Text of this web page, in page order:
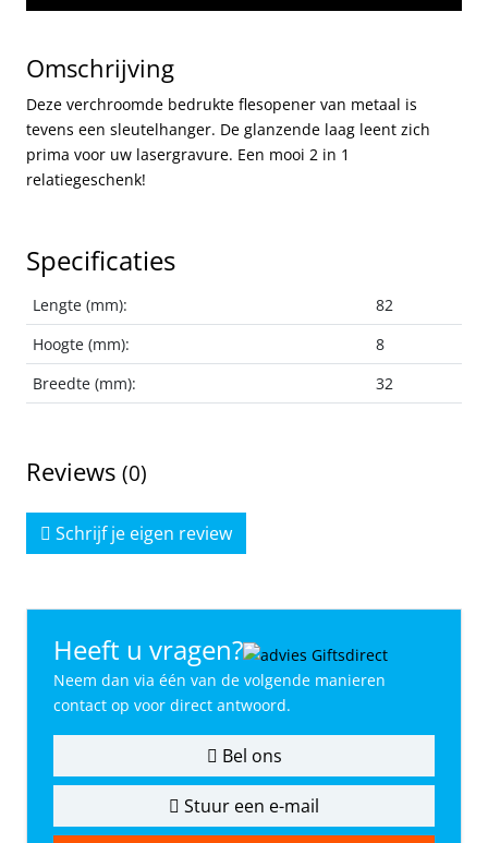
Omschrijving
Deze verchroomde bedrukte flesopener van metaal is
tevens een sleutelhanger. De glanzende laag leent zich
prima voor uw lasergravure. Een mooi 2 in 1
relatiegeschenk!
Specificaties
Lengte (mm):
82
Hoogte (mm):
8
Breedte (mm):
32
Reviews (0)
Schrijf je eigen review
Heeft u vragen?
Neem dan via één van de volgende manieren
contact op voor direct antwoord.
Bel ons
Stuur een e-mail